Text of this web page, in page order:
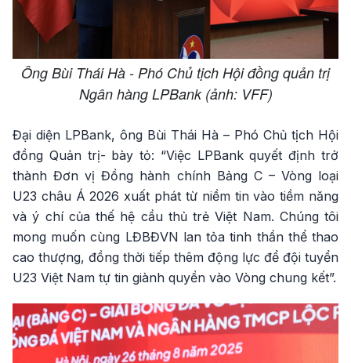
Ông Bùi Thái Hà - Phó Chủ tịch Hội đồng quản trị
Ngân hàng LPBank (ảnh: VFF)
Đại diện LPBank, ông Bùi Thái Hà – Phó Chủ tịch Hội
đồng Quản trị- bày tỏ: “Việc LPBank quyết định trở
thành Đơn vị Đồng hành chính Bảng C – Vòng loại
U23 châu Á 2026 xuất phát từ niềm tin vào tiềm năng
và ý chí của thế hệ cầu thủ trẻ Việt Nam. Chúng tôi
mong muốn cùng LĐBĐVN lan tỏa tinh thần thể thao
cao thượng, đồng thời tiếp thêm động lực để đội tuyển
U23 Việt Nam tự tin giành quyền vào Vòng chung kết”.